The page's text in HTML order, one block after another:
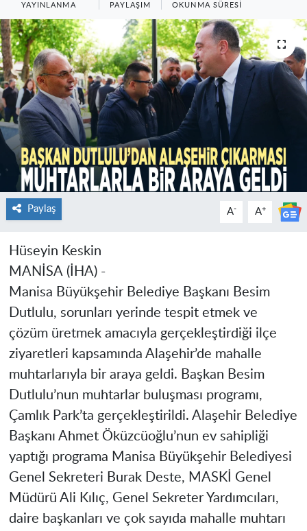
YAYINLANMA PAYLAŞIM OKUNMA SÜRESI
Paylaş A- A+
Hüseyin Keskin
MANİSA (İHA) -
Manisa Büyükşehir Belediye Başkanı Besim
Dutlulu, sorunları yerinde tespit etmek ve
çözüm üretmek amacıyla gerçekleştirdiği ilçe
ziyaretleri kapsamında Alaşehir’de mahalle
muhtarlarıyla bir araya geldi. Başkan Besim
Dutlulu’nun muhtarlar buluşması programı,
Çamlık Park’ta gerçekleştirildi. Alaşehir Belediye
Başkanı Ahmet Öküzcüoğlu’nun ev sahipliği
yaptığı programa Manisa Büyükşehir Belediyesi
Genel Sekreteri Burak Deste, MASKİ Genel
Müdürü Ali Kılıç, Genel Sekreter Yardımcıları,
daire başkanları ve çok sayıda mahalle muhtarı